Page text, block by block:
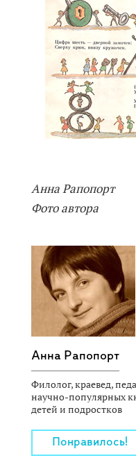
Анна Рапопорт
Фото автора
Анна Рапопорт
Филолог, краевед,
научно-популярных
детей и подростков
Понравилось!